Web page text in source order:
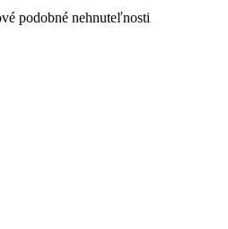
podobné nehnuteľnosti